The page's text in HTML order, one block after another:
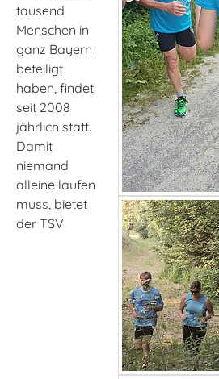
tausend
Menschen in
ganz Bayern
beteiligt
haben, findet
seit 2008
jährlich statt.
Damit
niemand
alleine laufen
muss, bietet
der TSV